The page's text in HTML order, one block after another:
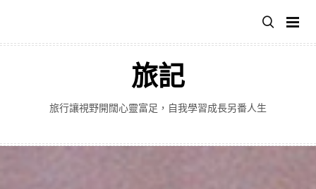
主
旅記
旅行讓視野開闊心靈富足，自我學習成長另番人生